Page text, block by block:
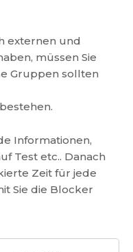
externen und
müssen Sie
Gruppen sollten
Informationen,
Test etc.. Danach
Zeit für jede
Sie die Blocker